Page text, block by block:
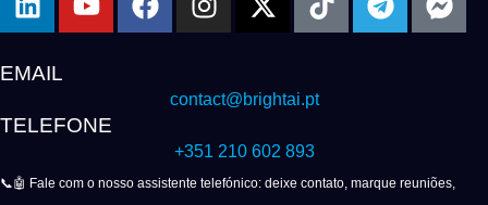
EMAIL
contact@brightai.pt
TELEFONE
+351 210 602 893
📞🤖 Fale com o nosso assistente telefónico: deixe contato, marque reuniões,